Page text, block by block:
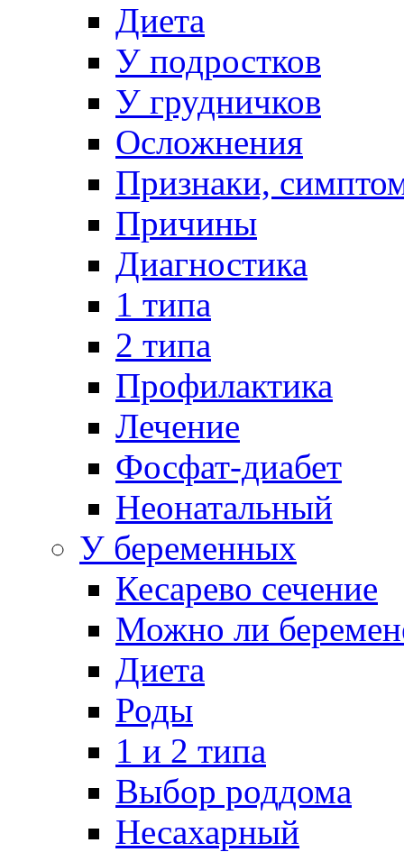
Диета
У подростков
У грудничков
Осложнения
Признаки,
Причины
Диагностика
1 типа
2 типа
Профилактика
Лечение
Фосфат-диабет
Неонатальный
У беременных
Кесарево сечение
Можно ли
Диета
Роды
1 и 2 типа
Выбор роддома
Несахарный